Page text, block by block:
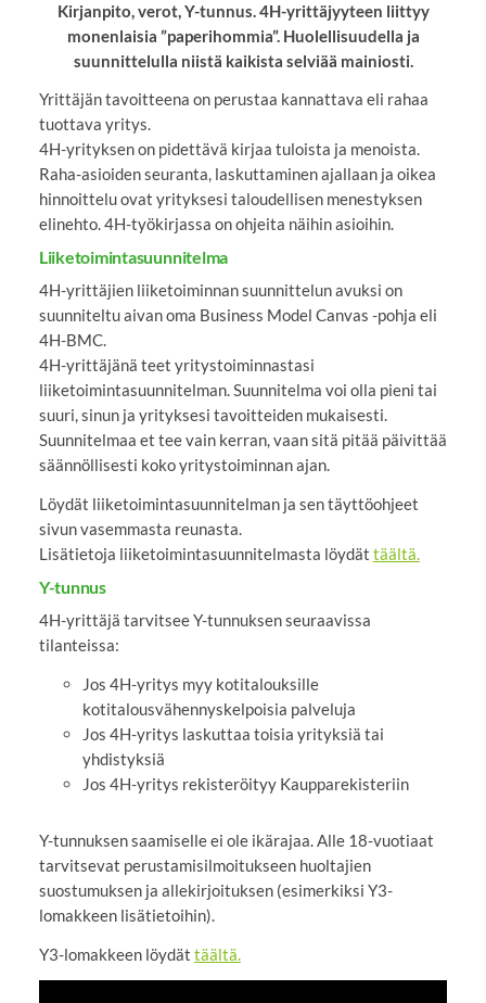
Kirjanpito, verot, Y-tunnus. 4H-yrittäjyyteen liittyy
monenlaisia ”paperihommia”. Huolellisuudella ja
suunnittelulla niistä kaikista selviää mainiosti.
Yrittäjän tavoitteena on perustaa kannattava eli rahaa
tuottava yritys.
4H-yrityksen on pidettävä kirjaa tuloista ja menoista.
Raha-asioiden seuranta, laskuttaminen ajallaan ja oikea
hinnoittelu ovat yrityksesi taloudellisen menestyksen
elinehto. 4H-työkirjassa on ohjeita näihin asioihin.
Liiketoimintasuunnitelma
4H-yrittäjien liiketoiminnan suunnittelun avuksi on
suunniteltu aivan oma Business Model Canvas -pohja eli
4H-BMC.
4H-yrittäjänä teet yritystoiminnastasi
liiketoimintasuunnitelman. Suunnitelma voi olla pieni tai
suuri, sinun ja yrityksesi tavoitteiden mukaisesti.
Suunnitelmaa et tee vain kerran, vaan sitä pitää päivittää
säännöllisesti koko yritystoiminnan ajan.
Löydät liiketoimintasuunnitelman ja sen täyttöohjeet
sivun vasemmasta reunasta.
Lisätietoja liiketoimintasuunnitelmasta löydät täältä.
Y-tunnus
4H-yrittäjä tarvitsee Y-tunnuksen seuraavissa
tilanteissa:
Jos 4H-yritys myy kotitalouksille
kotitalousvähennyskelpoisia palveluja
Jos 4H-yritys laskuttaa toisia yrityksiä tai
yhdistyksiä
Jos 4H-yritys rekisteröityy Kaupparekisteriin
Y-tunnuksen saamiselle ei ole ikärajaa. Alle 18-vuotiaat
tarvitsevat perustamisilmoitukseen huoltajien
suostumuksen ja allekirjoituksen (esimerkiksi Y3-
lomakkeen lisätietoihin).
Y3-lomakkeen löydät täältä.